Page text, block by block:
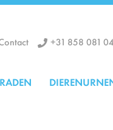
+31 858 081